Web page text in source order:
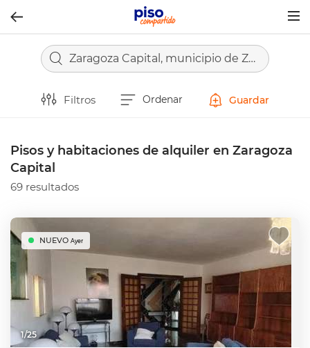
Zaragoza Capital, municipio de Zaragoza
Filtros Ordenar Guardar
Pisos y habitaciones de alquiler en Zaragoza
Capital
69 resultados
1/25
NUEVO Ayer